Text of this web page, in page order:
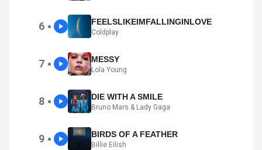
6 ● FEELSLIKEIMFALLINGINLOVE
Coldplay
7 ● MESSY
Lola Young
8 ● DIE WITH A SMILE
Bruno Mars & Lady Gaga
9 ● BIRDS OF A FEATHER
Billie Eilish